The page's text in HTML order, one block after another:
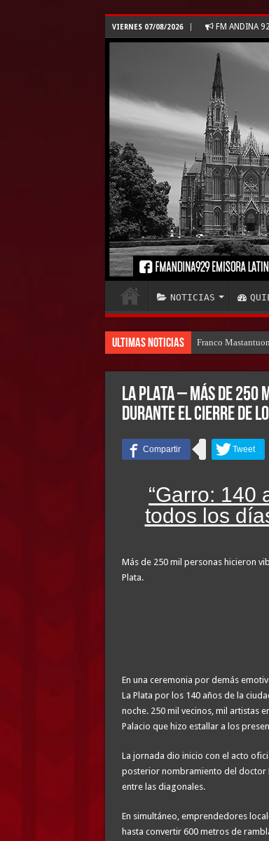
VIERNES 07/08/2026 FM ANDINA
NOTICIAS
Ultimas Noticias Franco
LA PLATA – Más de
durante el cierre de
“Garro: 140
todos los
Más de 250 mil personas hicieron
Plata.
En una ceremonia por demás
La Plata por los 140 años de la
noche. 250 mil vecinos, mil artistas
Palacio que hizo estallar a los
La jornada dio inicio con el acto
posterior nombramiento del doctor
entre las diagonales.
En simultáneo, emprendedores
hasta convertir 600 metros de